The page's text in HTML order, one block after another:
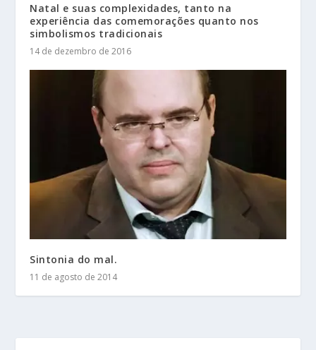
Natal e suas complexidades, tanto na
experiência das comemorações quanto nos
simbolismos tradicionais
14 de dezembro de 2016
Sintonia do mal.
11 de agosto de 2014